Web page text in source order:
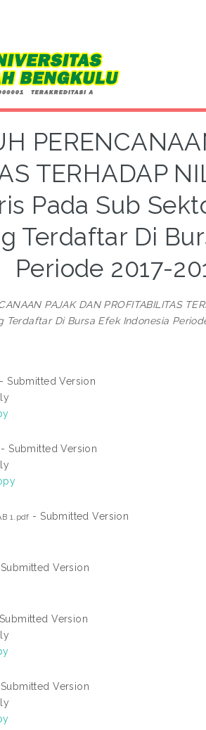
TERHADAP
Pada Sub
Terdaftar Di
Periode 2017-
PAJAK DAN PROFITABILITAS
Di Bursa Efek Indonesia
Submitted Version
Submitted Version
1.pdf - Submitted Version
Version
Version
Version